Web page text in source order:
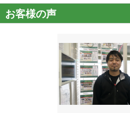
お客様の声